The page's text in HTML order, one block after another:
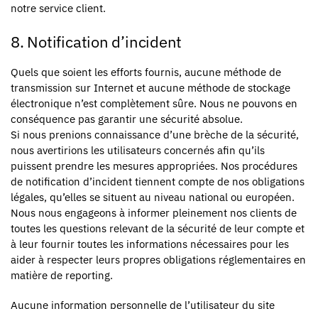
notre service client.
8. Notification d’incident
Quels que soient les efforts fournis, aucune méthode de
transmission sur Internet et aucune méthode de stockage
électronique n’est complètement sûre. Nous ne pouvons en
conséquence pas garantir une sécurité absolue.
Si nous prenions connaissance d’une brèche de la sécurité,
nous avertirions les utilisateurs concernés afin qu’ils
puissent prendre les mesures appropriées. Nos procédures
de notification d’incident tiennent compte de nos obligations
légales, qu’elles se situent au niveau national ou européen.
Nous nous engageons à informer pleinement nos clients de
toutes les questions relevant de la sécurité de leur compte et
à leur fournir toutes les informations nécessaires pour les
aider à respecter leurs propres obligations réglementaires en
matière de reporting.
Aucune information personnelle de l’utilisateur du site